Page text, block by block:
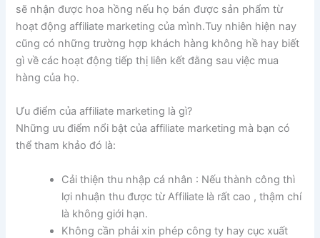
sẽ nhận được hoa hồng nếu họ bán được sản phẩm từ
hoạt động affiliate marketing của mình.Tuy nhiên hiện nay
cũng có những trường hợp khách hàng không hề hay biết
gì về các hoạt động tiếp thị liên kết đằng sau việc mua
hàng của họ.
Ưu điểm của affiliate marketing là gì?
Những ưu điểm nổi bật của affiliate marketing mà bạn có
thể tham khảo đó là:
Cải thiện thu nhập cá nhân : Nếu thành công thì
lợi nhuận thu được từ Affiliate là rất cao , thậm chí
là không giới hạn.
Không cần phải xin phép công ty hay cục xuất